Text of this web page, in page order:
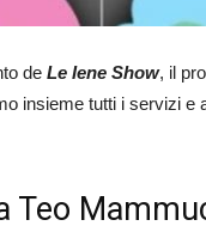
de Le Iene Show, il
insieme tutti i servizi e
Teo